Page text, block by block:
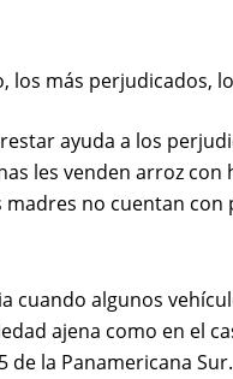
más perjudicados,
ayuda a los
les venden arroz con
no cuentan con
cuando algunos
ajena como en el
la Panamericana Sur.